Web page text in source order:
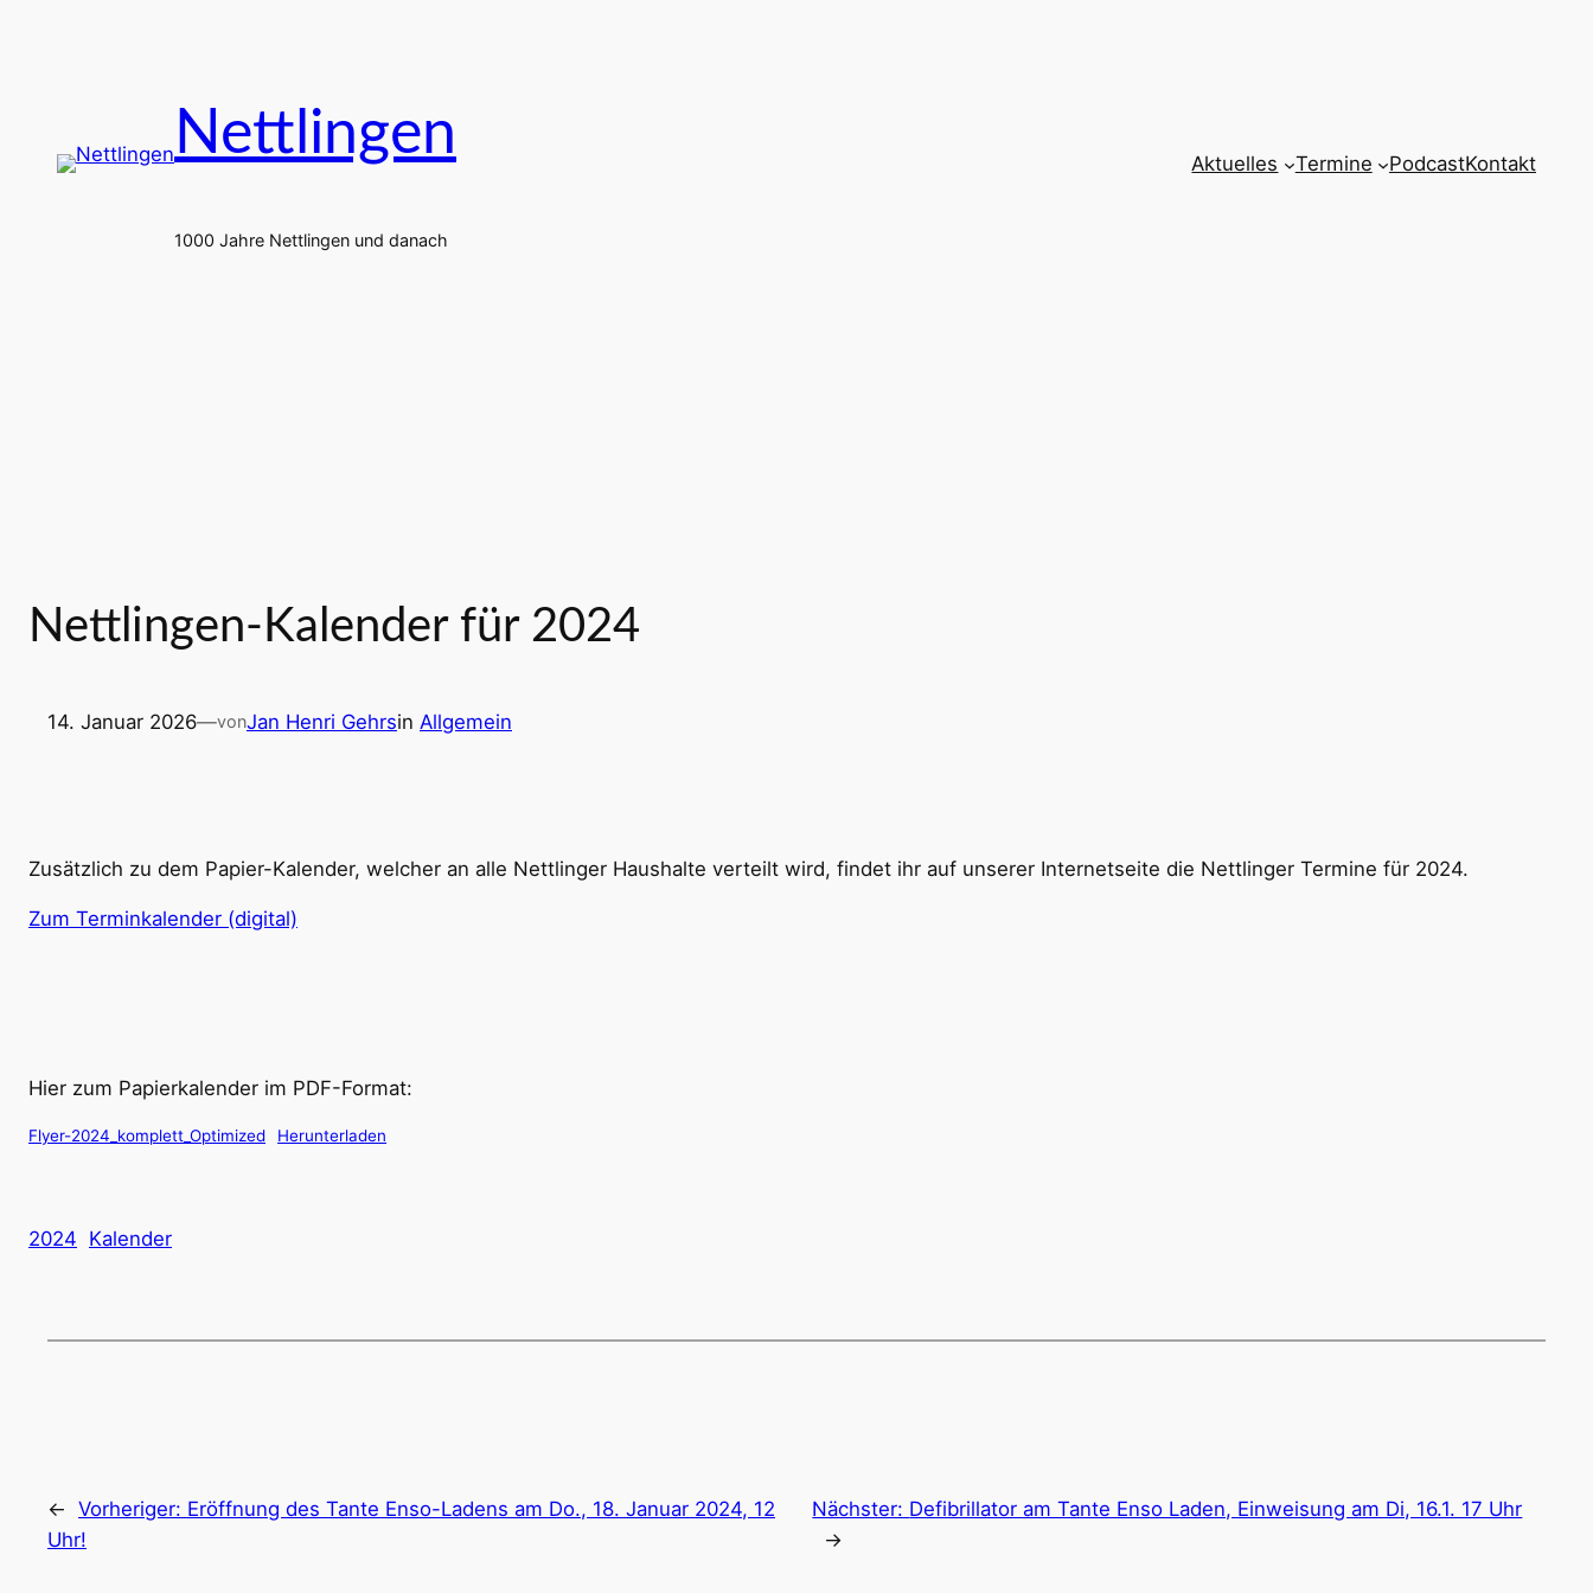
Nettlingen
1000 Jahre Nettlingen und danach
Aktuelles Termine PodcastKontakt
Nettlingen-Kalender für 2024
14. Januar 2026—vonJan Henri Gehrsin Allgemein
Zusätzlich zu dem Papier-Kalender, welcher an alle Nettlinger Haushalte verteilt wird, findet ihr auf unserer Internetseite die Nettlinger Termine für 2024.
Zum Terminkalender (digital)
Hier zum Papierkalender im PDF-Format:
Flyer-2024_komplett_Optimized Herunterladen
2024 Kalender
← Vorheriger: Eröffnung des Tante Enso-Ladens am Do., 18. Januar 2024, 12
Uhr!
Nächster: Defibrillator am Tante Enso Laden, Einweisung am Di, 16.1. 17 Uhr
→